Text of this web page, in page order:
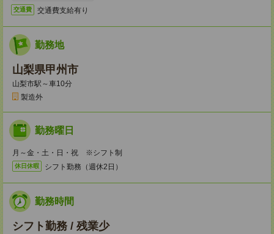
交通費 交通費支給有り
勤務地
山梨県甲州市
山梨市駅～車10分
製造外
勤務曜日
月～金・土・日・祝 ※シフト制
休日休暇 シフト勤務（週休2日）
勤務時間
シフト勤務 / 残業少